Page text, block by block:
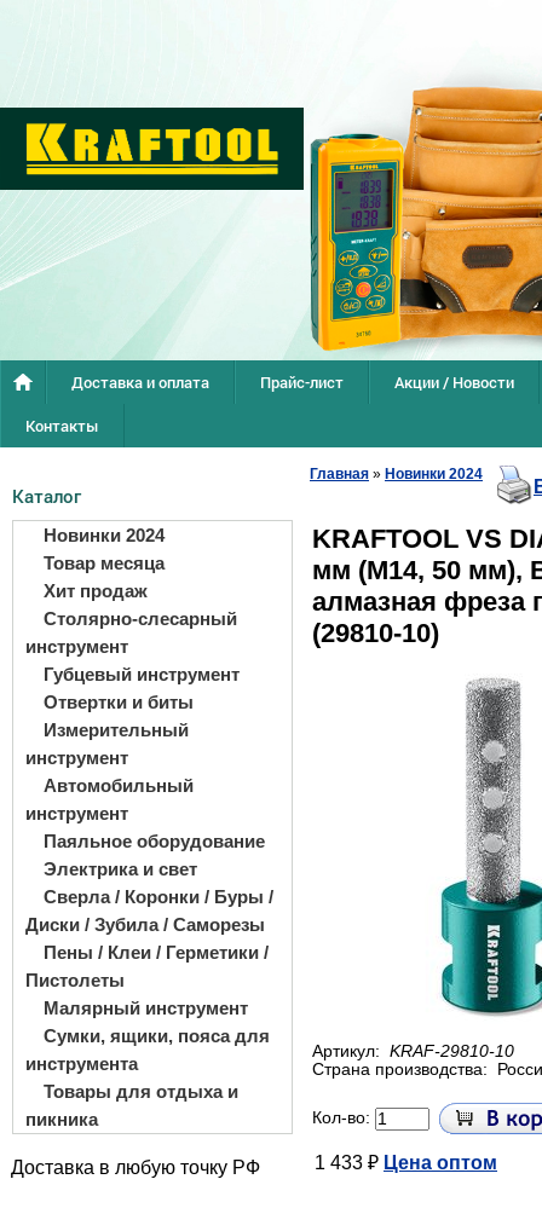
Доставка и оплата Прайс-лист
Акции / Новости
Контакты
Каталог
Новинки 2024
Товар месяца
Хит продаж
Столярно-слесарный
инструмент
Губцевый инструмент
Отвертки и биты
Измерительный
инструмент
Автомобильный
инструмент
Паяльное оборудование
Электрика и свет
Сверла / Коронки / Буры /
Диски / Зубила / Саморезы
Пены / Клеи / Герметики /
Пистолеты
Малярный инструмент
Сумки, ящики, пояса для
инструмента
Товары для отдыха и
пикника
Доставка в любую точку РФ
Главная » Новинки 2024
KRAFTOOL VS
мм (М14, 50 мм),
алмазная фреза
(29810-10)
Артикул: KRAF-29810-10
Страна производства:
Кол-во:
1 433 ₽ Цена оптом